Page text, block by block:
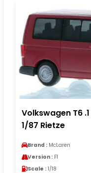
Volkswagen T6
1/87 Rietze
Brand : McLaren
Version : F1
Scale : 1/18